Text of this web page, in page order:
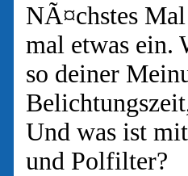
NÃ¤chstes
mal etwas ein.
so deiner
Und was ist
und Polfilter?